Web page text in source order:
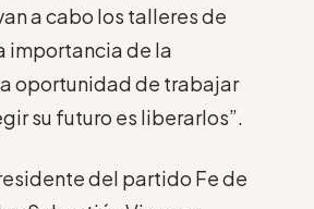
a cabo los talleres de
importancia de la
oportunidad de trabajar
su futuro es liberarlos”.
del partido Fe de